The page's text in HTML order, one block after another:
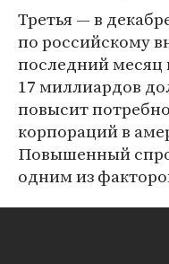
Третья — в
по российскому
последний месяц
17 миллиардов
повысит
корпораций в
Повышенный
одним из